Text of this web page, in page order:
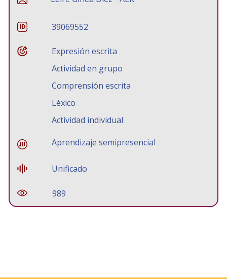
39069552
Expresión escrita
Actividad en grupo
Comprensión escrita
Léxico
Actividad individual
Aprendizaje semipresencial
Unificado
989